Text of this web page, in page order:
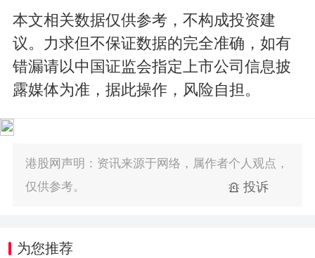
本文相关数据仅供参考，不构成投资建
议。力求但不保证数据的完全准确，如有
错漏请以中国证监会指定上市公司信息披
露媒体为准，据此操作，风险自担。
港股网声明：资讯来源于网络，属作者个人观点，
仅供参考。
投诉
为您推荐